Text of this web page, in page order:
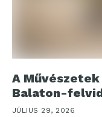
A
Balaton-
JÚLIUS 29, 2026